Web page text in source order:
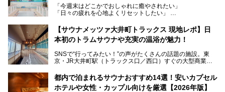
ビアバーなど、新しく登場したスポットも併せて紹介しま
す。充実した設備があるのに、基本の入浴料が銭湯価格の5
「今週末はどこかでおしゃれに癒やされたい」
「日々の疲れを心地よくリセットしたい」
となっている新しいスタイルの銭湯です。
最近、SNSやメディアで「デザイナーズ銭湯」や「ネオ銭
本記事では、そもそもこれらがどんな銭湯なのか、その気に
いおしゃれな名店15選を、おすすめの順番で一挙にご紹介
します。
【サウナメッツァ大井町トラックス 現地レポ】日
本初のトラムサウナや充実の温浴が魅力！
SNSで“行ってみたい！”の声がたくさんの話題の施設。東
京・JR大井町駅（トラックス口／西口）すぐの大型商業施
ツァ大井町トラックス」がニューオープン。施設の様子をレ
ポ―トします。
都内で泊まれるサウナおすすめ14選！安いカプセル
ホテルや女性・カップル向けを厳選【2026年版】